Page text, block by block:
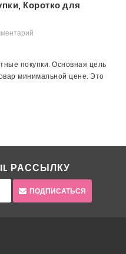
Коротко для
покупки. Основная цель
минимальной цене. Это
РАССЫЛКУ
ПОДПИСАТЬСЯ